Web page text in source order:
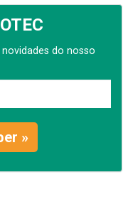
do nosso
»